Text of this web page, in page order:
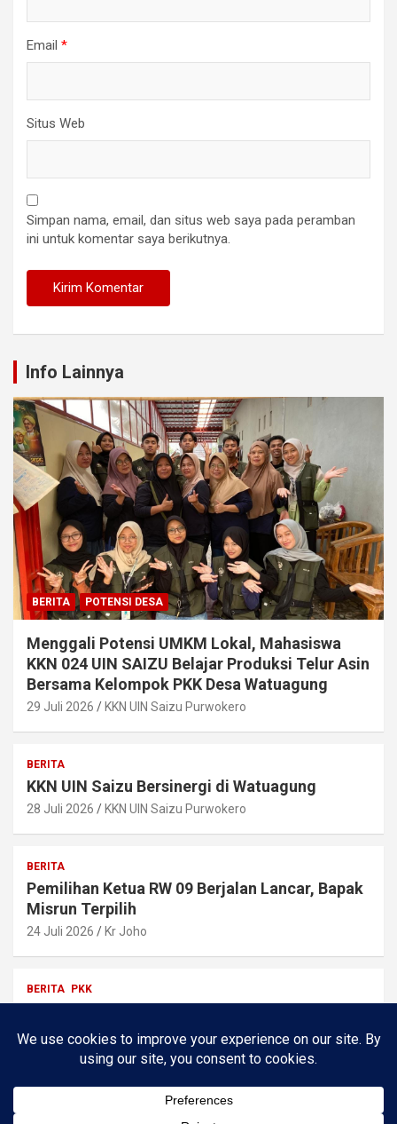
Email *
Situs Web
Simpan nama, email, dan situs web saya pada peramban
ini untuk komentar saya berikutnya.
Info Lainnya
BERITA POTENSI DESA
Menggali Potensi UMKM Lokal, Mahasiswa
KKN 024 UIN SAIZU Belajar Produksi Telur Asin
Bersama Kelompok PKK Desa Watuagung
29 Juli 2026 KKN UIN Saizu Purwokero
BERITA
KKN UIN Saizu Bersinergi di Watuagung
28 Juli 2026 KKN UIN Saizu Purwokero
BERITA
Pemilihan Ketua RW 09 Berjalan Lancar, Bapak
Misrun Terpilih
24 Juli 2026 Kr Joho
BERITA PKK
SAIZU PURWOKERTO
24 Juli 2026 Dzakiyyah Balqis